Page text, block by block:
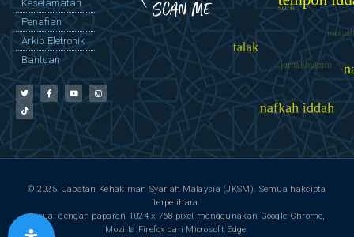
Keselamatan
Penafian
Arkib Eletronik
Bantuan
© 2025. Jabatan Kehakiman Syariah Malaysia (JKSM). Semua hakcipta
terpelihara.
Sesuai dengan paparan 1024 x 768 pixel menggunakan Google Chrome,
Mozilla Firefox dan Microsoft Edge.